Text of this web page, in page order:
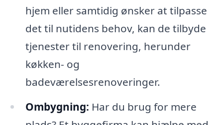
hjem eller samtidig ønsker at tilpasse
det til nutidens behov, kan de tilbyde
tjenester til renovering, herunder
køkken- og
badeværelsesrenoveringer.
Ombygning: Har du brug for mere